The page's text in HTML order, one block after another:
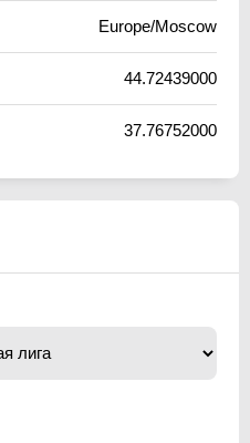
Europe/Moscow
44.72439000
37.76752000